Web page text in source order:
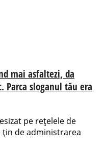
mai asfaltezi, da
Parca sloganul tău era
pe rețelele de
țin de administrarea